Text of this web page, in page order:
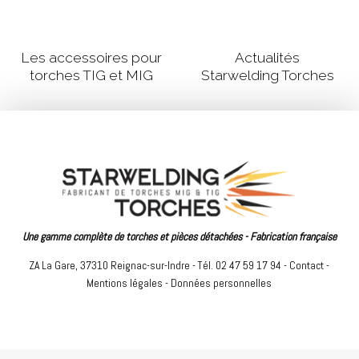
Les accessoires pour
torches TIG et MIG
Actualités
Starwelding Torches
Une gamme complète de torches et pièces détachées - Fabrication française
ZA La Gare, 37310 Reignac-sur-Indre - Tél. 02 47 59 17 94 - Contact-
Mentions légales - Données personnelles